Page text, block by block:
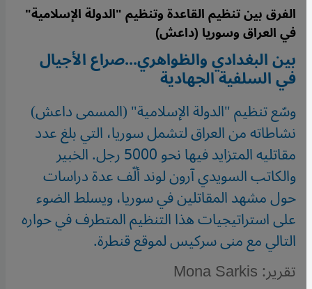
الفرق بين تنظيم القاعدة وتنظيم "الدولة الإسلامية"
في العراق وسوريا (داعش)
بين البغدادي والظواهري...صراع الأجيال
في السلفية الجهادية
وسّع تنظيم "الدولة الإسلامية" (المسمى داعش)
نشاطاته من العراق لتشمل سوريا، التي بلغ عدد
مقاتليه المتزايد فيها نحو 5000 رجل. الخبير
والكاتب السويدي آرون لوند ألّف عدة دراسات
حول مشهد المقاتلين في سوريا، ويسلط الضوء
على استراتيجيات هذا التنظيم المتطرف في حواره
التالي مع منى سركيس لموقع قنطرة.
تقرير: Mona Sarkis